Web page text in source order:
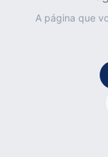
A página que